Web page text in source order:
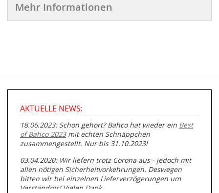
Mehr Informationen
AKTUELLE NEWS:
18.06.2023: Schon gehört? Bahco hat wieder ein Best
of Bahco 2023mit echten Schnäppchen
zusammengestellt. Nur bis 31.10.2023!
03.04.2020: Wir liefern trotz Corona aus - jedoch mit
allen nötigen Sicherheitvorkehrungen. Deswegen
bitten wir bei einzelnen Lieferverzögerungen um
Verständnis! Vielen Dank.